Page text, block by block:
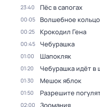
23:40 Пёс в сапогах
00:05 Волшебное кольцо
00:25 Крокодил Гена
00:45 Чебурашка
01:00 Шапокляк
01:20 Чебурашка идёт в
01:30 Мешок яблок
01:50 Разрешите
02:00 Зоомания